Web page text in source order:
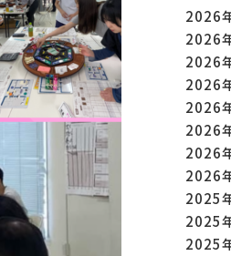
2026
2026
2026
2026
2026
2026
2026
2026
2025
2025
2025